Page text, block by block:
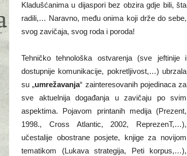
Kladušćanima u dijaspori bez obzira gdje bili, šta
radili,… Naravno, među onima koji drže do sebe,
svog zavičaja, svog roda i poroda!
Tehničko tehnološka ostvarenja (sve jeftinije i
dostupnije komunikacije, pokretljivost,…) ubrzala
su „umrežavanja“ zainteresovanih pojedinaca za
sve aktuelnija događanja u zavičaju po svim
aspektima. Pojavom printanih medija (Prezent,
1998., Cross Atlantic, 2002, ReprezenT,…),
učestalije obostrane posjete, knjige za novijom
tematikom (Lukava strategija, Peti korpus,…),